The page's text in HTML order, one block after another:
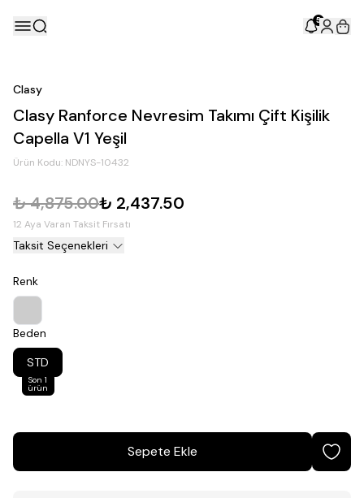
5
Clasy
Clasy Ranforce Nevresim Takımı Çift Kişilik
Capella V1 Yeşil
Ürün Kodu: NDNYS-10432
₺ 4,875.00₺ 2,437.50
12 Aya Varan Taksit Fırsatı
Taksit Seçenekleri
Renk
Beden
STD
Son 1
ürün
Sepete Ekle